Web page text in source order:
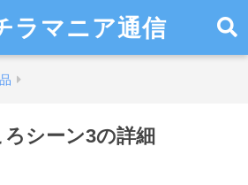
ラマニア通信
シーン3の詳細